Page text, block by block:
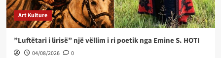
Art Kulture
”Luftëtari i lirisë” një vëllim i ri poetik nga Emine S. HOTI
04/08/2026 0